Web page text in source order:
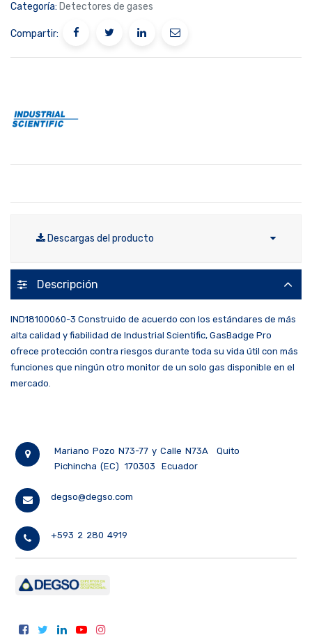
Categoría: Detectores de gases
Compartir:
Descargas del producto
Descripción
IND18100060-3 Construido de acuerdo con los estándares de más
alta calidad y fiabilidad de Industrial Scientific, GasBadge Pro
ofrece protección contra riesgos durante toda su vida útil con más
funciones que ningún otro monitor de un solo gas disponible en el
mercado.
Mariano Pozo N73-77 y Calle N73A
Quito
Pichincha (EC)
170303 Ecuador
degso@degso.com
+593 2 280 4919